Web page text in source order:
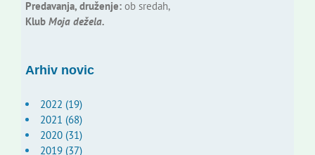
Predavanja, druženje:ob sredah,
Klub Moja dežela.
Arhiv novic
2022 (19)
2021 (68)
2020 (31)
2019 (37)